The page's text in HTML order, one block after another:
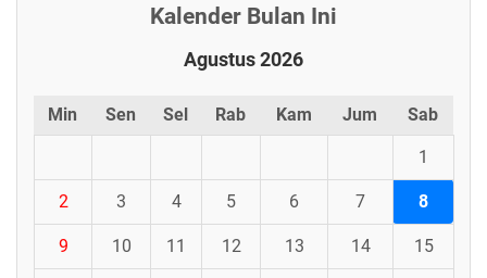
Kalender Bulan Ini
Agustus 2026
Min Sen Sel Rab Kam Jum Sab
1
2 3 4 5 6 7 8
9 10 11 12 13 14 15